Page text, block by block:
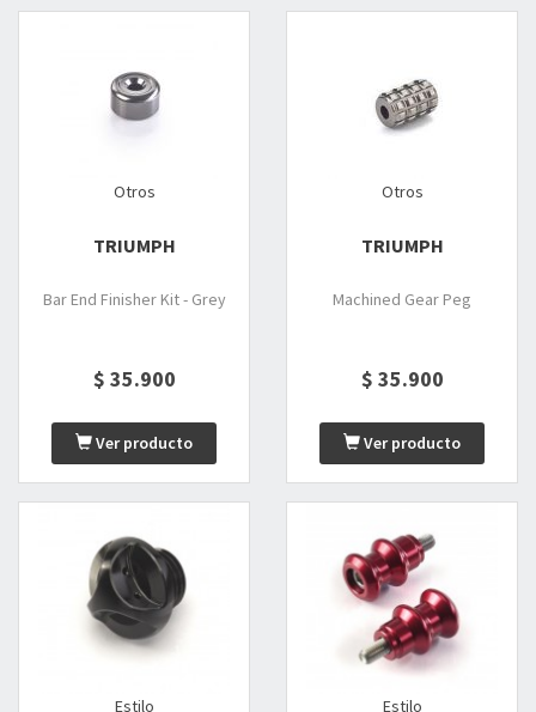
Otros
TRIUMPH
Bar End Finisher Kit - Grey
$ 35.900
Ver producto
Otros
TRIUMPH
Machined Gear Peg
$ 35.900
Ver producto
Estilo Estilo